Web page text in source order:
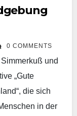
0 COMMENTS
und
„Gute
die sich
in der